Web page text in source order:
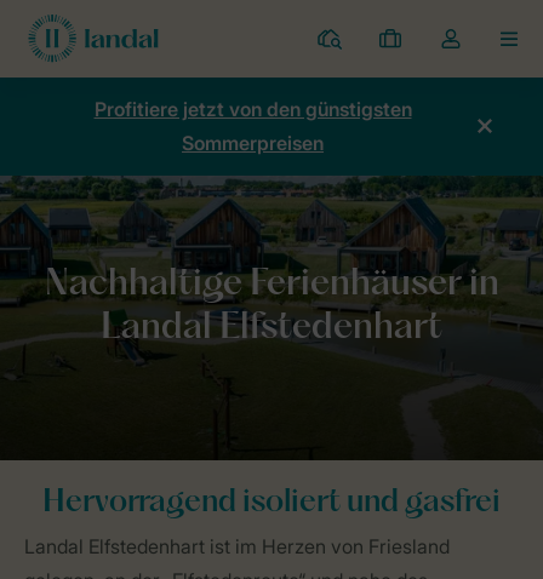
Ferienparks
Meine
Buchungen
Dropdown-
Menü
Kontos
Profitiere jetzt von den günstigsten
Sommerpreisen
Home Nachhaltigkeit Echte Liebe zur Natur Nachhaltige
Hervorragend isoliert und gasfrei
Landal Elfstedenhart ist im Herzen von Friesland